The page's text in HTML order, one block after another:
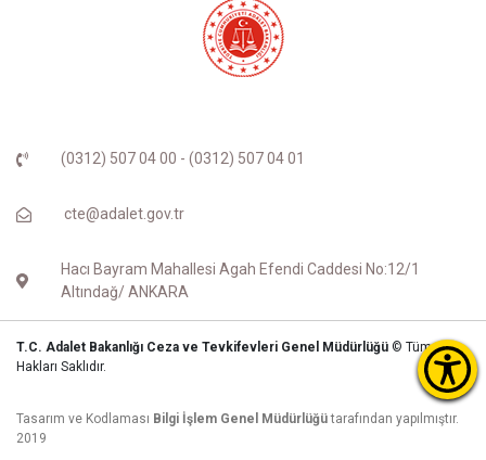
(0312) 507 04 00 - (0312) 507 04 01
cte@adalet.gov.tr
Hacı Bayram Mahallesi Agah Efendi Caddesi No:12/1
Altındağ/ ANKARA
T.C. Adalet Bakanlığı Ceza ve Tevkifevleri Genel Müdürlüğü © Tüm
Hakları Saklıdır.
Tasarım ve Kodlaması Bilgi İşlem Genel Müdürlüğütarafından yapılmıştır.
2019